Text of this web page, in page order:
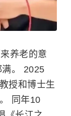
养老的意
。 2025
授和博士生
同年10